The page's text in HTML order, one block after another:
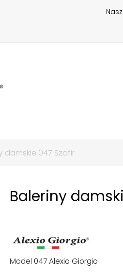
damskie 047 Szafir
Baleriny
Model 047 Alexio Giorgio